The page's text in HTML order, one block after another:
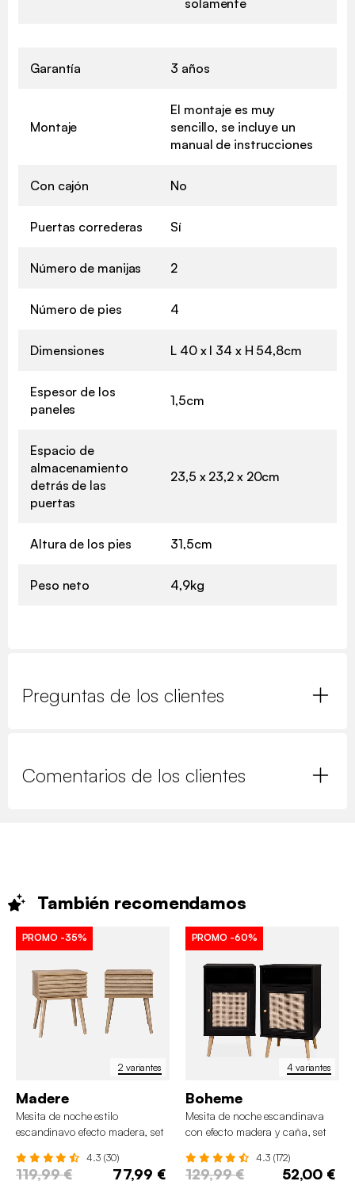
Garantía 3 años
Montaje
El montaje es muy
sencillo, se incluye un
manual de instrucciones
Con cajón No
Puertas correderas Sí
Número de manijas 2
Número de pies 4
Dimensiones L 40 x l 34 x H 54,8cm
Espesor de los
paneles
1,5cm
Espacio de
almacenamiento
detrás de las
puertas
23,5 x 23,2 x 20cm
Altura de los pies 31,5cm
Peso neto 4,9kg
Preguntas de los clientes
Comentarios de los clientes
También recomendamos
2 variantes
PROMO -35%
Madere
Mesita de noche estilo
escandinavo efecto madera, set
4.3 (30)
119,99 € 77,99 €
4 variantes
PROMO -60%
Boheme
Mesita de noche escandinava
con efecto madera y caña, set
4.3 (172)
129,99 € 52,00 €